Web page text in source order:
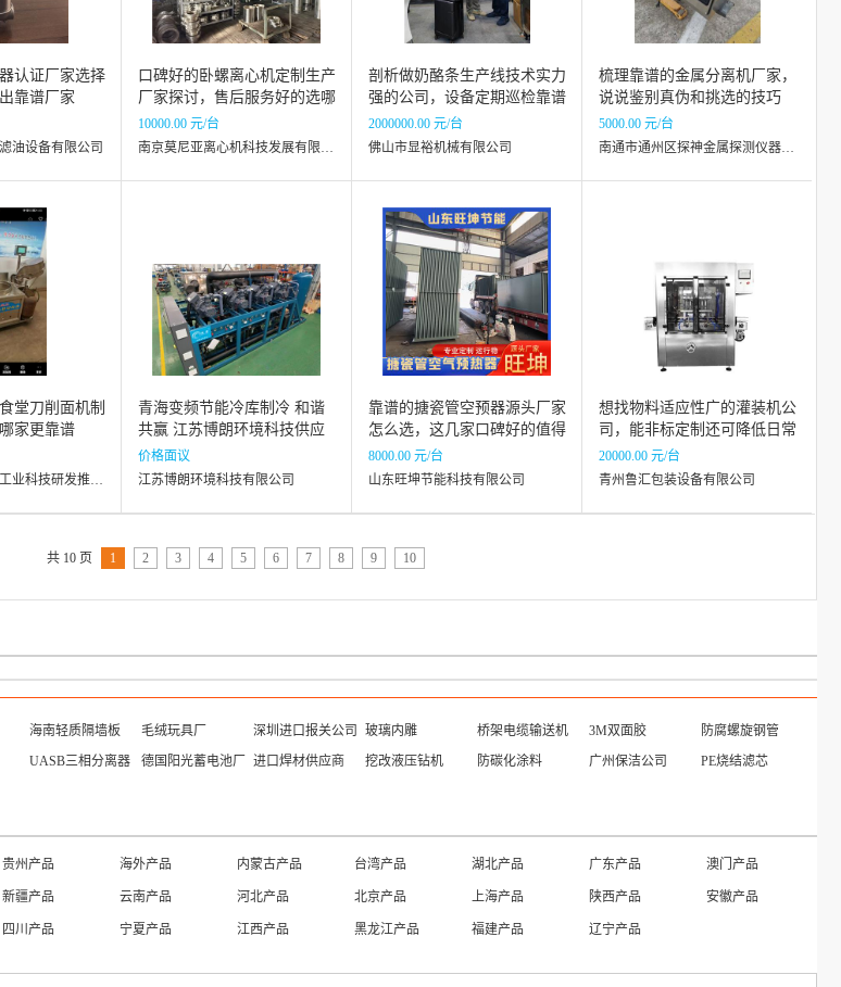
认证厂家选择
靠谱厂家
油设备有限公司
口碑好的卧螺离心机定制生产
厂家探讨，售后服务好的选哪
家
10000.00 元/台
南京莫尼亚离心机科技发展有限公司
剖析做奶酪条生产线技术实力
强的公司，设备定期巡检靠谱
吗
2000000.00 元/台
佛山市显裕机械有限公司
梳理靠谱的金属分离机厂家，
说说鉴别真伪和挑选的技巧
5000.00 元/台
南通市通州区探神金属探测仪器制造厂
堂刀削面机制
家更靠谱
安阳高新区先锐工业科技研发推广中心
青海变频节能冷库制冷 和谐
共赢 江苏博朗环境科技供应
价格面议
江苏博朗环境科技有限公司
靠谱的搪瓷管空预器源头厂家
怎么选，这几家口碑好的值得
关注
8000.00 元/台
山东旺坤节能科技有限公司
想找物料适应性广的灌装机公
司，能非标定制还可降低日常
维护成本的有哪些
20000.00 元/台
青州鲁汇包装设备有限公司
共 10 页 1 2 3 4 5 6 7 8 9 10
海南轻质隔墙板 毛绒玩具厂 深圳进口报关公司 玻璃内雕 桥架电缆输送机 3M双面胶
防腐螺旋钢管
UASB三相分离器 德国阳光蓄电池厂 进口焊材供应商 挖改液压钻机 防碳化涂料 广州保洁公司 PE烧结滤芯
贵州产品 海外产品 内蒙古产品 台湾产品 湖北产品 广东产品 澳门产品
新疆产品 云南产品 河北产品 北京产品 上海产品 陕西产品 安徽产品
四川产品 宁夏产品 江西产品 黑龙江产品 福建产品 辽宁产品